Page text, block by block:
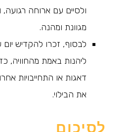
ולסיים עם ארוחה רגועה,
מגוונת ומהנה.
לבסוף, זכרו להקדיש יום
ליהנות באמת מהחוויה,
דאגות או התחייבויות
את הבילוי.
לסיכום